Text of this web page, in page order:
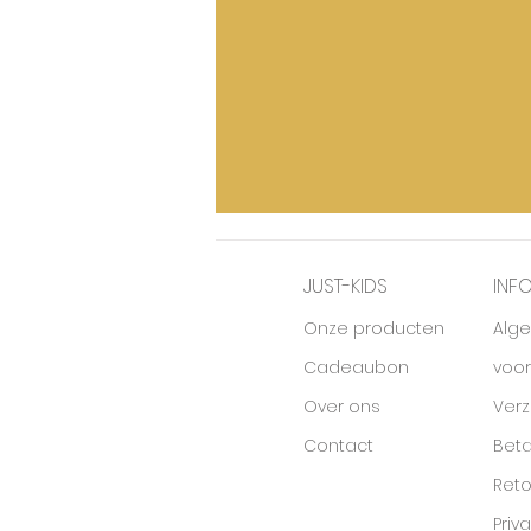
JUST-KIDS
Onze producten
Cadeaubon
Over ons
Contact